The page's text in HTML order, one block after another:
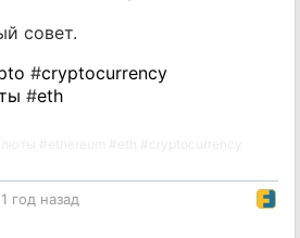
совет.
#cryptocurrency
#eth
1 год назад